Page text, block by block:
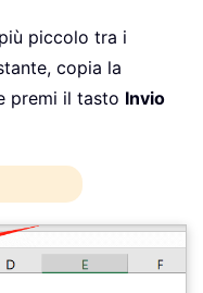
piccolo tra i
copia la
premi il tasto Invio